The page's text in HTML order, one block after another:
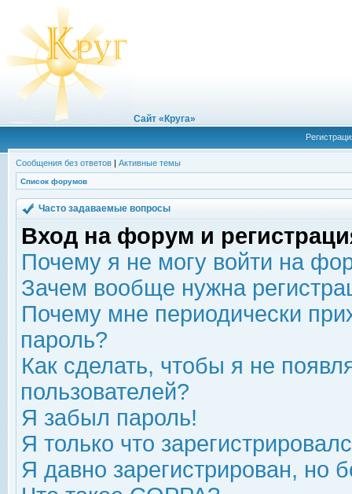
Сайт «Круга»
Сообщения без ответов | Активные темы
Список форумов
Часто задаваемые вопросы
Вход на форум и
Почему я не могу войти на
Зачем вообще нужна
Почему мне периодически
пароль?
Как сделать, чтобы я не
пользователей?
Я забыл пароль!
Я только что
Я давно зарегистрирован, но